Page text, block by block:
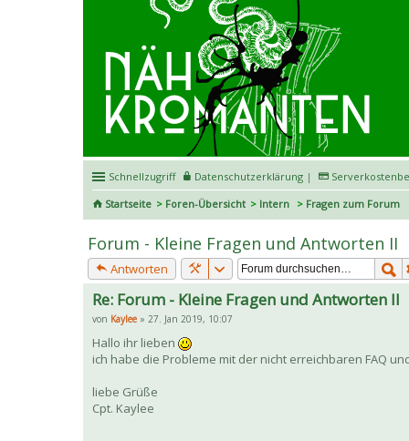
Schnellzugriff Datenschutzerklärung |
Startseite
Foren-Übersicht Intern Fragen zum Forum
Forum - Kleine Fragen und Antworten II
Antworten
Re: Forum - Kleine Fragen und Antworten II
von Kaylee » 27. Jan 2019, 10:07
Hallo ihr lieben
ich habe die Probleme mit der nicht erreichbaren FAQ
liebe Grüße
Cpt. Kaylee